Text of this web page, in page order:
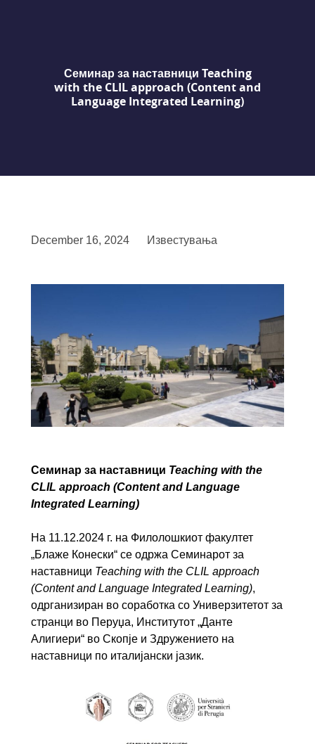
Семинар за наставници Teaching
with the CLIL approach (Content and
Language Integrated Learning)
December 16, 2024 Известувања
Семинар за наставници Teaching with the
CLIL approach (Content and Language
Integrated Learning)
На 11.12.2024 г. на Филолошкиот факултет
„Блаже Конески“ се одржа Семинарот за
наставници Teaching with the CLIL approach
(Content and Language Integrated Learning),
одрганизиран во соработка со Универзитетот за
странци во Перуџа, Институтот „Данте
Алигиери“ во Скопје и Здружението на
наставници по италијански јазик.